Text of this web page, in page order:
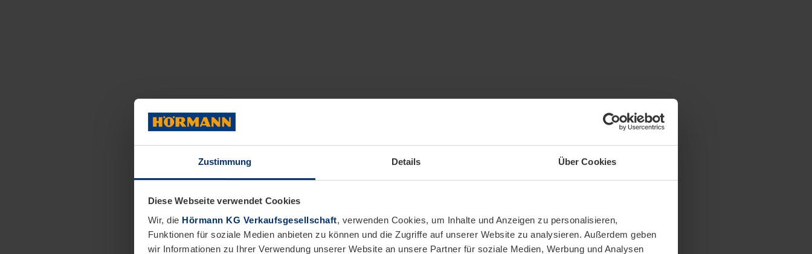
Zustimmung Details Über Cookies
Diese Webseite verwendet Cookies
Wir, die Hörmann KG Verkaufsgesellschaft, verwenden Cookies, um Inhalte und Anzeigen zu personalisieren,
Funktionen für soziale Medien anbieten zu können und die Zugriffe auf unserer Website zu analysieren. Außerdem geben
wir Informationen zu Ihrer Verwendung unserer Website an unsere Partner für soziale Medien, Werbung und Analysen